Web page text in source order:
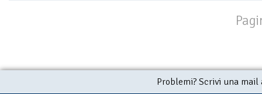
Problemi? Scrivi una